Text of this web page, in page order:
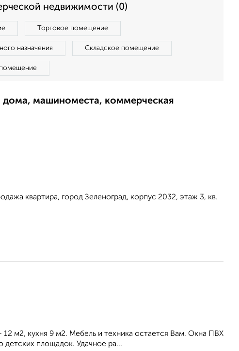
недвижимости (0)
Торговое помещение
назначения Складское помещение
помещение
машиноместа, коммерческая
квартира, город Зеленоград, корпус 2032, этаж 3, кв.
м2, кухня 9 м2. Мебель и техника остается Вам. Окна ПВХ
детских площадок. Удачное ра...